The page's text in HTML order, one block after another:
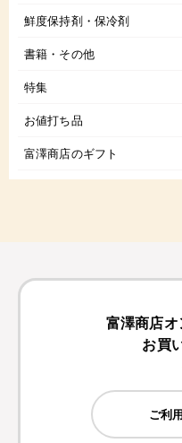
鮮度保持剤・保冷剤
書籍・その他
特集
お値打ち品
富澤商店のギフト
富澤商店
お買
ご利